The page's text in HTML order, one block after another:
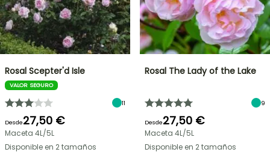
Rosal Scepter'd Isle
VALOR SEGURO
11
Desde27,50 €
Maceta 4L/5L
Disponible en 2 tamaños
Rosal The Lady of the Lake
9
Desde27,50 €
Maceta 4L/5L
Disponible en 2 tamaños